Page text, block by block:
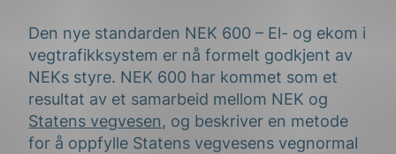
Den nye standarden NEK 600 – El- og ekom i
vegtrafikksystem er nå formelt godkjent av
NEKs styre. NEK 600 har kommet som et
resultat av et samarbeid mellom NEK og
Statens vegvesen, og beskriver en metode
for å oppfylle Statens vegvesens vegnormal